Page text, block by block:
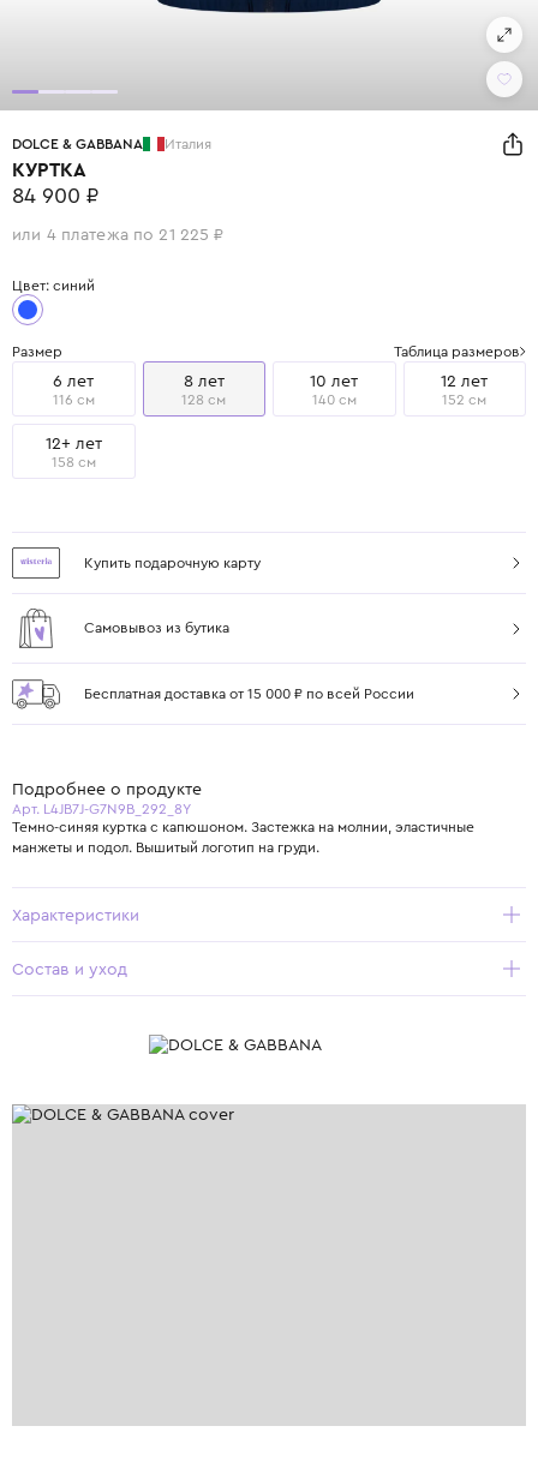
DOLCE & GABBANA Италия
КУРТКА
84 900 ₽
или 4 платежа по 21 225 ₽
Цвет: синий
Размер Таблица размеров
6 лет
116 см
8 лет
128 см
10 лет
140 см
12 лет
152 см
12+ лет
158 см
Купить подарочную карту
Самовывоз из бутика
Бесплатная доставка от 15 000 ₽ по всей России
Подробнее о продукте
Арт. L4JB7J-G7N9B_292_8Y
Темно-синяя куртка с капюшоном. Застежка на молнии, эластичные
манжеты и подол. Вышитый логотип на груди.
Характеристики
Состав и уход